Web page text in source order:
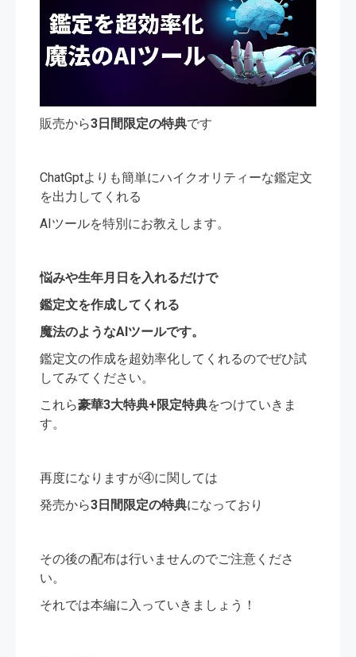
販売から3日間限定の特典です
ChatGptよりも簡単にハイクオリティーな鑑定文
を出力してくれる
AIツールを特別にお教えします。
悩みや生年月日を入れるだけで
鑑定文を作成してくれる
魔法のようなAIツールです。
鑑定文の作成を超効率化してくれるのでぜひ試
してみてください。
これら豪華3大特典+限定特典をつけていきま
す。
再度になりますが④に関しては
発売から3日間限定の特典になっており
その後の配布は行いませんのでご注意くださ
い。
それでは本編に入っていきましょう！